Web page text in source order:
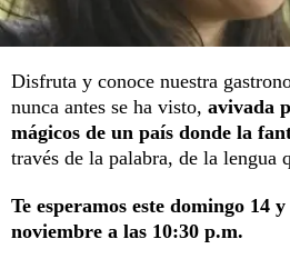
Disfruta y conoce nuestra
nunca antes se ha visto, avivada
mágicos de un país donde la
través de la palabra, de la lengua
Te esperamos este domingo 14
noviembre a las 10:30 p.m.